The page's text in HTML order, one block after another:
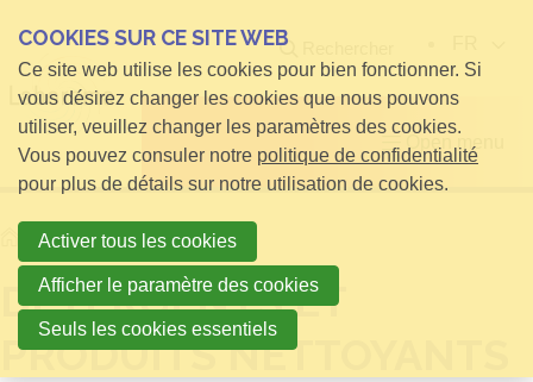
Open menu
Homeinfos pour Visiteurs
DÉTERGENTS ET
PRODUITS NETTOYANTS
COOKIES SUR CE SITE WEB
Ce site web utilise les cookies pour bien fonctionner. Si
vous désirez changer les cookies que nous pouvons
utiliser, veuillez changer les paramètres des cookies.
Vous pouvez consuler notre politique de confidentialité
pour plus de détails sur notre utilisation de cookies.
Activer tous les cookies
Afficher le paramètre des cookies
Seuls les cookies essentiels